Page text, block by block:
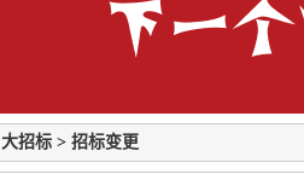
大招标 > 招标变更